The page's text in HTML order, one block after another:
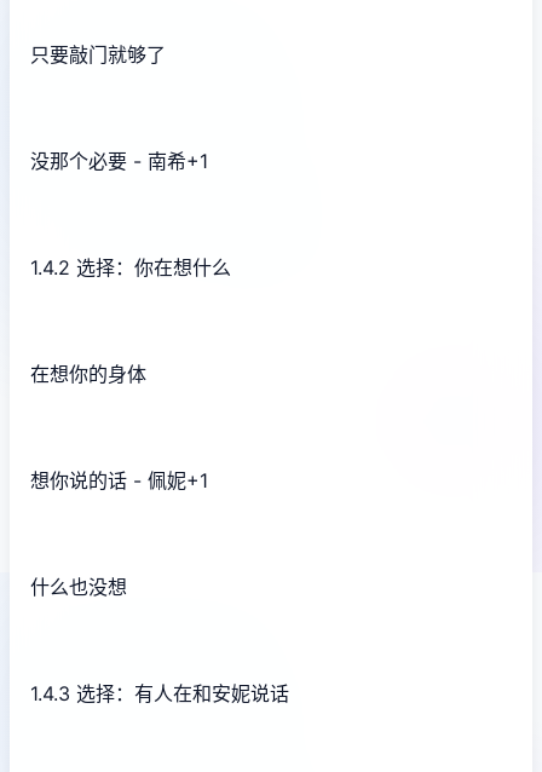
只要敲门就够了
没那个必要 - 南希+1
1.4.2 选择：你在想什么
在想你的身体
想你说的话 - 佩妮+1
什么也没想
1.4.3 选择：有人在和安妮说话